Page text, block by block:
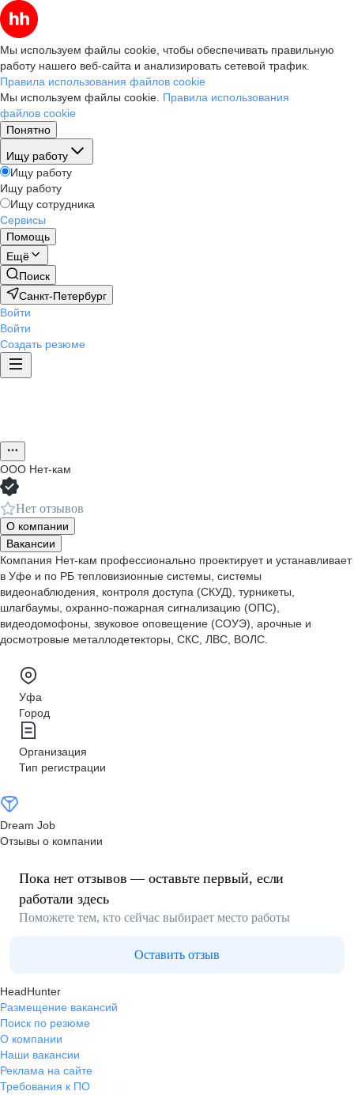
Мы используем файлы cookie, чтобы обеспечивать правильную
работу нашего веб-сайта и анализировать сетевой трафик.
Правила использования файлов cookie
Мы используем файлы cookie. Правила использования
файлов cookie
Понятно
Ищу работу
Ищу работу
Ищу работу
Ищу сотрудника
Сервисы
Помощь
Ещё
Поиск
Санкт-Петербург
Войти
Войти
Создать резюме
ООО Нет-кам
Нет отзывов
О компании
Вакансии
Компания Нет-кам профессионально проектирует и устанавливает
в Уфе и по РБ тепловизионные системы, системы
видеонаблюдения, контроля доступа (СКУД), турникеты,
шлагбаумы, охранно-пожарная сигнализацию (ОПС),
видеодомофоны, звуковое оповещение (СОУЭ), арочные и
досмотровые металлодетекторы, СКС, ЛВС, ВОЛС.
Уфа
Город
Организация
Тип регистрации
Dream Job
Отзывы о компании
Пока нет отзывов — оставьте первый, если
работали здесь
Поможете тем, кто сейчас выбирает место работы
Оставить отзыв
HeadHunter
Размещение вакансий
Поиск по резюме
О компании
Наши вакансии
Реклама на сайте
Требования к ПО